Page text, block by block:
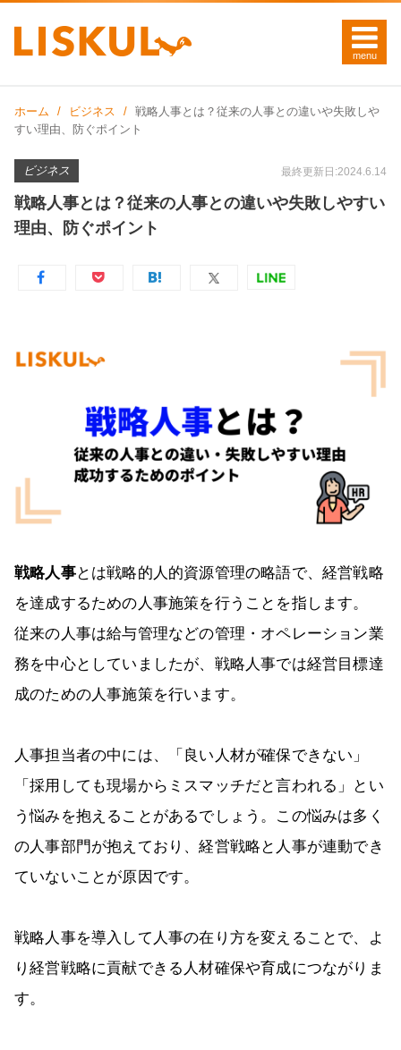
ホーム ビジネス
戦略人事とは？従来の人事との違いや失敗しや
すい理由、防ぐポイント
ビジネス 最終更新日:2024.6.14
戦略人事とは？従来の人事との違いや失敗しやすい
理由、防ぐポイント
戦略人事とは戦略的人的資源管理の略語で、経営戦略
を達成するための人事施策を行うことを指します。
従来の人事は給与管理などの管理・オペレーション業
務を中心としていましたが、戦略人事では経営目標達
成のための人事施策を行います。
人事担当者の中には、「良い人材が確保できない」
「採用しても現場からミスマッチだと言われる」とい
う悩みを抱えることがあるでしょう。この悩みは多く
の人事部門が抱えており、経営戦略と人事が連動でき
ていないことが原因です。
戦略人事を導入して人事の在り方を変えることで、よ
り経営戦略に貢献できる人材確保や育成につながりま
す。